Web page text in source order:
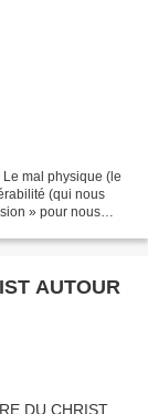
mal physique (le
(qui nous
» pour nous
AUTOUR